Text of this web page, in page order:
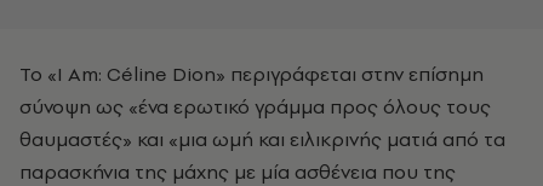
Το «I Am: Céline Dion» περιγράφεται στην επίσημη
σύνοψη ως «ένα ερωτικό γράμμα προς όλους τους
θαυμαστές» και «μια ωμή και ειλικρινής ματιά από τα
παρασκήνια της μάχης με μία ασθένεια που της